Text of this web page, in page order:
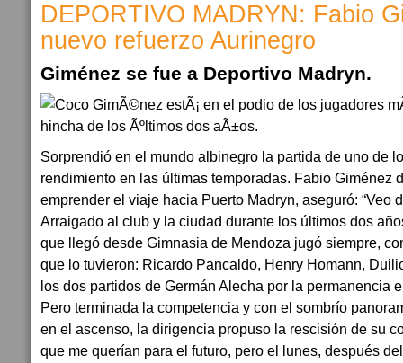
DEPORTIVO MADRYN: Fabio
nuevo refuerzo Aurinegro
Giménez se fue a Deportivo Madryn.
Sorprendió en el mundo albinegro la partida de uno de
rendimiento en las últimas temporadas. Fabio Giménez
emprender el viaje hacia Puerto Madryn, aseguró: “Veo
Arraigado al club y la ciudad durante los últimos dos
que llegó desde Gimnasia de Mendoza jugó siempre,
que lo tuvieron: Ricardo Pancaldo, Henry Homann,
los dos partidos de Germán Alecha por la permanencia
Pero terminada la competencia y con el sombrío
en el ascenso, la dirigencia propuso la rescisión de su
que me querían para el futuro, pero el lunes, después